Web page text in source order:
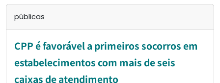
públicas
CPP é favorável a primeiros socorros em
estabelecimentos com mais de seis
caixas de atendimento